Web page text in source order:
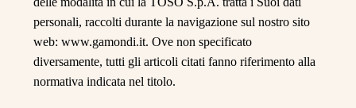
personali, raccolti durante la navigazione sul nostro sito
web: www.gamondi.it. Ove non specificato
diversamente, tutti gli articoli citati fanno riferimento alla
normativa indicata nel titolo.